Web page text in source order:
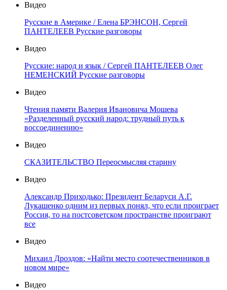
Видео
Русские в Америке / Елена БРЭНСОН, Сергей
ПАНТЕЛЕЕВ Русские разговоры
Видео
Русские: народ и язык / Сергей ПАНТЕЛЕЕВ Олег
НЕМЕНСКИЙ Русские разговоры
Видео
Чтения памяти Валерия Ивановича Мошева
«Разделенный русский народ: трудный путь к
воссоединению»
Видео
СКАЗИТЕЛЬСТВО Переосмысляя старину
Видео
Александр Приходько: Президент Беларуси А.Г.
Лукашенко одним из первых понял, что если проиграет
Россия, то на постсоветском пространстве проиграют
все
Видео
Михаил Дроздов: «Найти место соотечественников в
новом мире»
Видео